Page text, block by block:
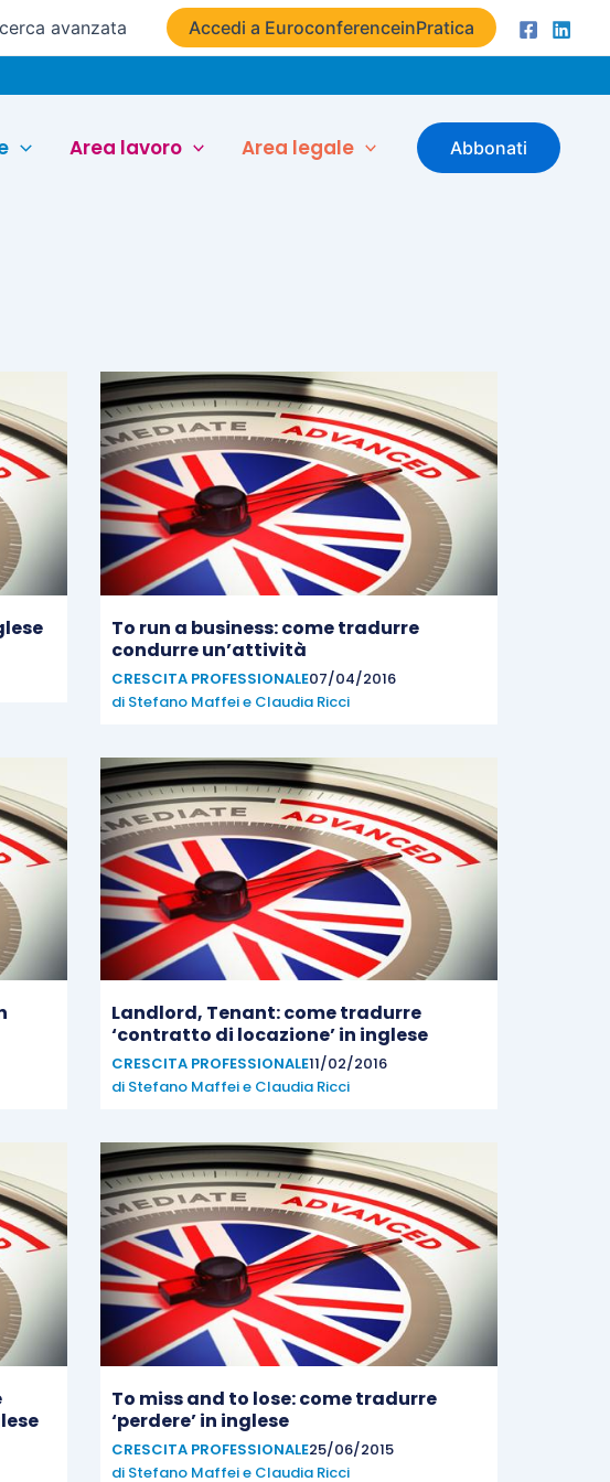
avanzata Accedi a EuroconferenceinPratica
Area lavoro Area legale Abbonati
To run a business: come tradurre
condurre un’attività
CRESCITA PROFESSIONALE07/04/2016
di Stefano Maffeie Claudia Ricci
Landlord, Tenant: come tradurre
‘contratto di locazione’ in inglese
CRESCITA PROFESSIONALE11/02/2016
di Stefano Maffeie Claudia Ricci
To miss and to lose: come tradurre
‘perdere’ in inglese
CRESCITA PROFESSIONALE25/06/2015
di Stefano Maffeie Claudia Ricci